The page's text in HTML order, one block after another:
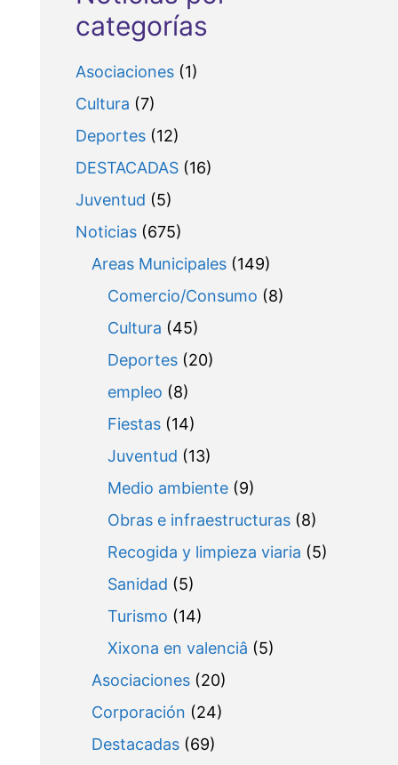
categorías
Asociaciones(1)
Cultura (7)
Deportes(12)
DESTACADAS(16)
Juventud (5)
Noticias(675)
Areas Municipales(149)
Comercio/Consumo (8)
Cultura (45)
Deportes(20)
empleo (8)
Fiestas(14)
Juventud (13)
Medio ambiente(9)
Obras e infraestructuras(8)
Recogida y limpieza viaria (5)
Sanidad (5)
Turismo (14)
Xixona en valenciâ (5)
Asociaciones(20)
Corporación (24)
Destacadas(69)